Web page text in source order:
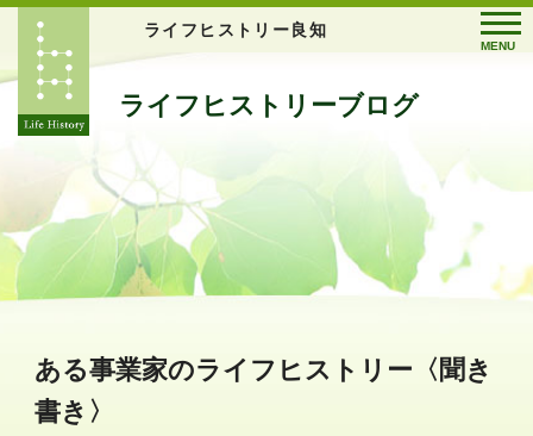
ライフヒストリー良知
MENU
ライフヒストリーブログ
ある事業家のライフヒストリー〈聞き
書き〉